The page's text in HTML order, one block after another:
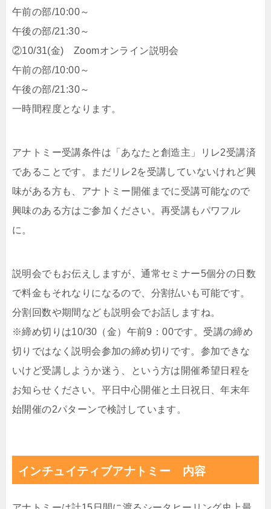
午前の部/10:00～
午後の部/21:30～
②10/31(金) Zoomオンライン説明会
午前の部/10:00～
午後の部/21:30～
一時間程度となります。
アナトミー受講条件は「あなたと創造主」リレ2受講済
であることです。まだリレ2を受講していないけれど興
味がある方も、アナトミー開催までに受講可能なので
興味のある方はご参加ください。再受講もパワフル
に。
説明会でもお伝えしますが、通常セミナー5個分の日数
で料金もそれなりになるので、分割払いも可能です。
分割回数や期間なども説明会でお話しますね。
※締め切りは10/30（金）午前9：00です。受講の締め
切りではなく説明会参加の締め切りです。参加できな
いけど受講しようか迷う、という方は開催希望日程を
お知らせください。平日中心開催と土日祝日、年末年
始開催の2パターンで検討しています。
インチュイティブアナトミー 内容